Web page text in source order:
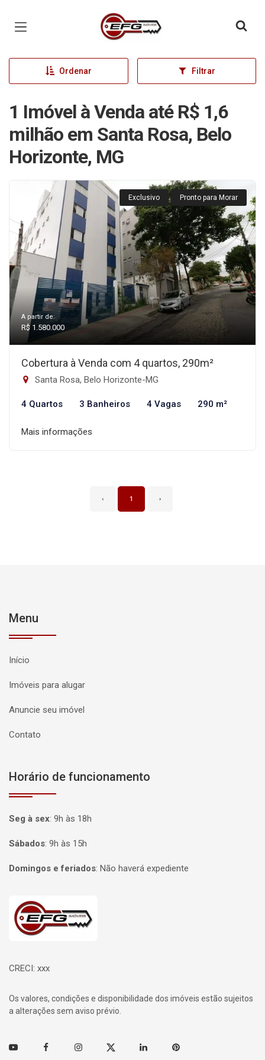
Página inicial
Ordenar Filtrar
1 Imóvel à Venda até R$ 1,6
milhão em Santa Rosa, Belo
Horizonte, MG
Exclusivo Pronto para Morar
A partir de:
R$ 1.580.000
Cobertura à Venda com 4 quartos, 290m²
Santa Rosa, Belo Horizonte-MG
4 Quartos 3 Banheiros 4 Vagas 290 m²
Mais informações
‹ 1 ›
Menu
Início
Imóveis para alugar
Anuncie seu imóvel
Contato
Horário de funcionamento
Seg à sex: 9h às 18h
Sábados: 9h às 15h
Domingos e feriados: Não haverá expediente
Página inicial
CRECI: xxx
Os valores, condições e disponibilidade dos imóveis estão sujeitos
a alterações sem aviso prévio.
Youtube FacebookInstagramTwitter Linkedin Pinterest